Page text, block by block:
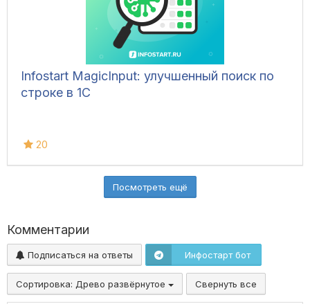
Infostart MagicInput: улучшенный поиск по
строке в 1С
20
Посмотреть ещё
Комментарии
Подписаться на ответы Инфостарт бот
Сортировка: Древо развёрнутое Свернуть все